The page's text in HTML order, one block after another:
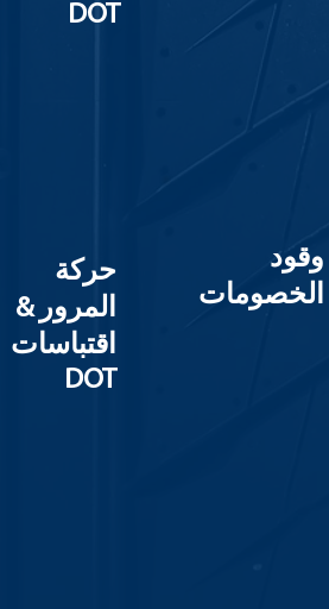
DOT
حركة
المرور &
اقتباسات
DOT
وقود
الخصومات